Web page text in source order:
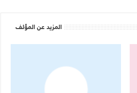
المزيد عن المؤلف